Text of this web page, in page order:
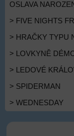
OSLAVA
> FIVE NIGHTS
> HRAČKY TYPU
> LOVKYNĚ
> LEDOVÉ
> SPIDERMAN
> WEDNESDAY